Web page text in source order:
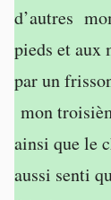
d’autres
pieds et aux
par un
mon
ainsi que le
aussi senti